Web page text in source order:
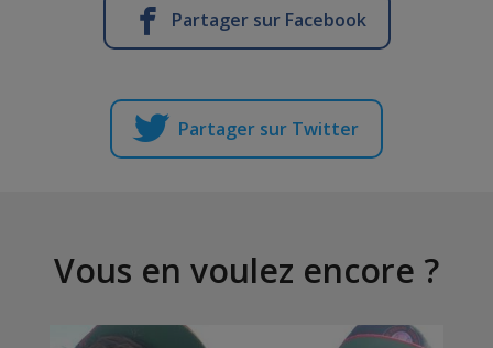
Partager sur Facebook
Partager sur Twitter
Vous en voulez encore ?